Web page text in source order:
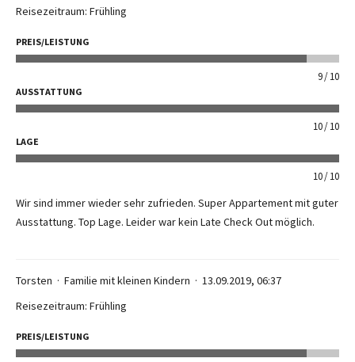
Reisezeitraum: Frühling
PREIS/LEISTUNG
9 10
AUSSTATTUNG
10 10
LAGE
10 10
Wir sind immer wieder sehr zufrieden. Super Appartement mit guter
Ausstattung. Top Lage. Leider war kein Late Check Out möglich.
Torsten Familie mit kleinen Kindern
13.09.2019, 06:37
Reisezeitraum: Frühling
PREIS/LEISTUNG